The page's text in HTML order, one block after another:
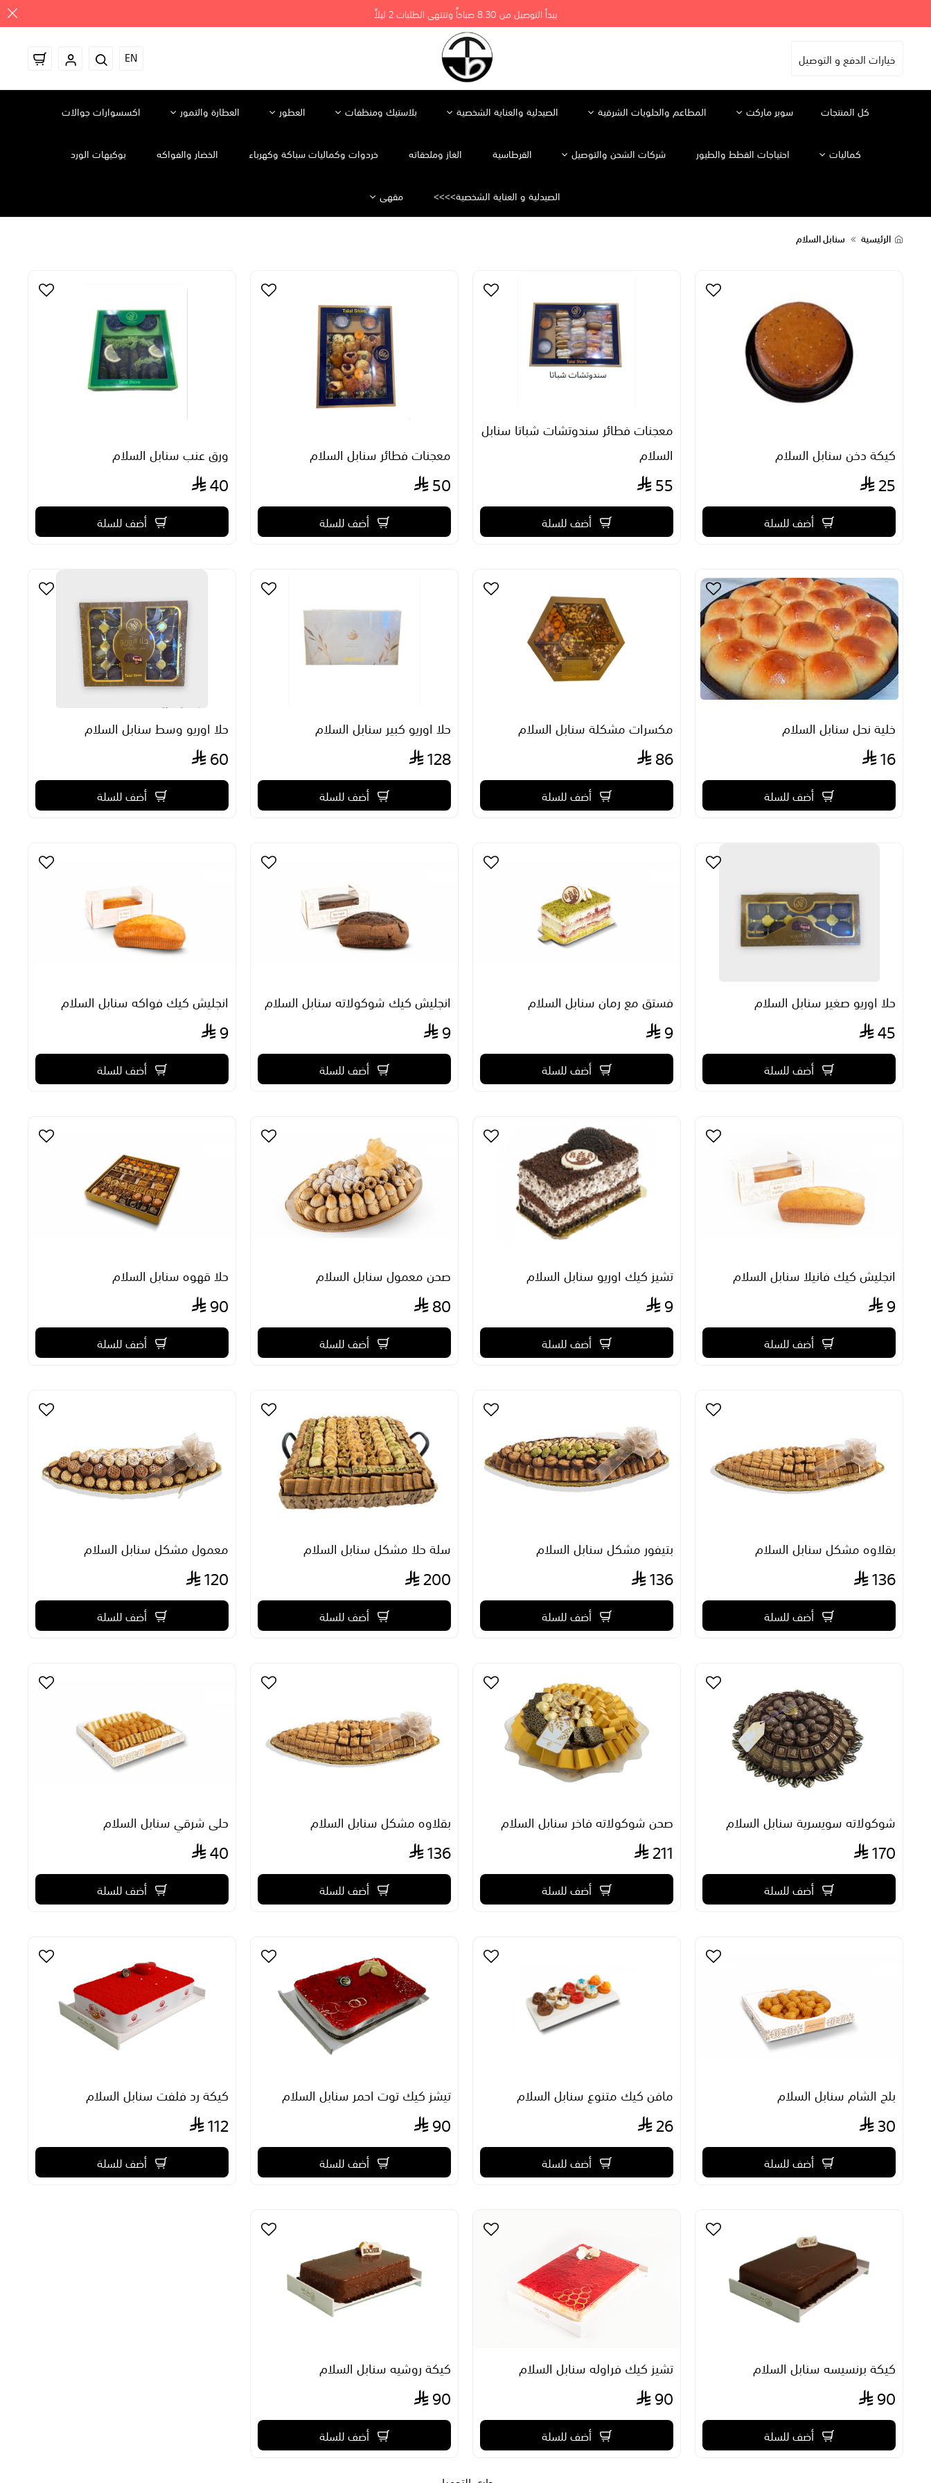
يبدأ التوصيل من 8.30 صباحاً وتنتهي الطلبات 2 ليلاً
خيارات الدفع و التوصيل EN
كل المنتجات سوبر ماركت المطاعم والحلويات الشرقية الصيدلية والعناية الشخصية بلاستيك ومنظفات العطور العطارة والتمور اكسسوارات جوالات
كماليات احتياجات القطط والطيور شركات الشحن والتوصيل القرطاسية الغاز وملحقاته خردوات وكماليات سباكة وكهرباء الخضار والفواكه بوكيهات الورد
الصيدلية و العناية الشخصية>>>> مقهى
الرئيسية سنابل السلام
كيكة دخن سنابل السلام
25
أضف للسلة
معجنات فطائر سندوتشات شباتا سنابل
السلام
55
أضف للسلة
معجنات فطائر سنابل السلام
50
أضف للسلة
ورق عنب سنابل السلام
40
أضف للسلة
خلية نحل سنابل السلام
16
أضف للسلة
مكسرات مشكلة سنابل السلام
86
أضف للسلة
حلا اوريو كبير سنابل السلام
128
أضف للسلة
حلا اوريو وسط سنابل السلام
60
أضف للسلة
حلا اوريو صغير سنابل السلام
45
أضف للسلة
فستق مع رمان سنابل السلام
9
أضف للسلة
انجليش كيك شوكولاته سنابل السلام
9
أضف للسلة
انجليش كيك فواكه سنابل السلام
9
أضف للسلة
انجليش كيك فانيلا سنابل السلام
9
أضف للسلة
تشيز كيك اوريو سنابل السلام
9
أضف للسلة
صحن معمول سنابل السلام
80
أضف للسلة
حلا قهوه سنابل السلام
90
أضف للسلة
بقلاوه مشكل سنابل السلام
136
أضف للسلة
بتيفور مشكل سنابل السلام
136
أضف للسلة
سلة حلا مشكل سنابل السلام
200
أضف للسلة
معمول مشكل سنابل السلام
120
أضف للسلة
شوكولاته سويسرية سنابل السلام
170
أضف للسلة
صحن شوكولاته فاخر سنابل السلام
211
أضف للسلة
بقلاوه مشكل سنابل السلام
136
أضف للسلة
حلى شرقي سنابل السلام
40
أضف للسلة
بلح الشام سنابل السلام
30
أضف للسلة
مافن كيك متنوع سنابل السلام
26
أضف للسلة
تيشز كيك توت احمر سنابل السلام
90
أضف للسلة
كيكة رد فلفت سنابل السلام
112
أضف للسلة
كيكة برنسيسه سنابل السلام
90
أضف للسلة
تشيز كيك فراوله سنابل السلام
90
أضف للسلة
كيكة روشيه سنابل السلام
90
أضف للسلة